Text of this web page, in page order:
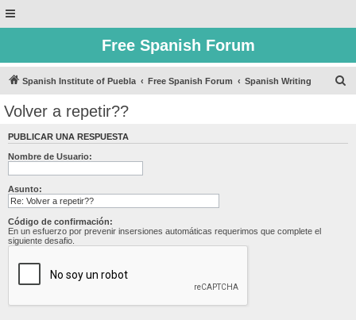
Free Spanish Forum
Spanish Institute of Puebla Free Spanish Forum Spanish Writing
Volver a repetir??
PUBLICAR UNA RESPUESTA
Nombre de Usuario:
Asunto:
Código de confirmación:
En un esfuerzo por prevenir insersiones automáticas requerimos que complete el
siguiente desafio.